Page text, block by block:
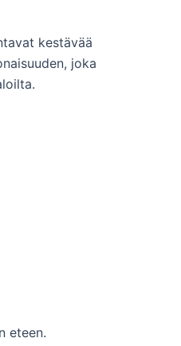
kestävää
joka
eteen.